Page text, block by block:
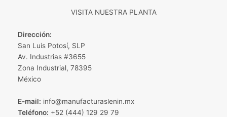
VISITA NUESTRA PLANTA
Dirección:
San Luis Potosí, SLP
Av. Industrias #3655
Zona Industrial, 78395
México
E-mail: info@manufacturaslenin.mx
Teléfono: +52 (444) 129 29 79